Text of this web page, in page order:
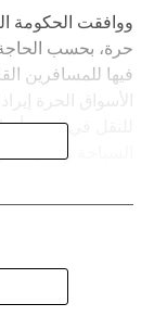
حرة، بحسب الحاجة،
فيها للمسافرين
الأسواق الحرة
للنقل في جميع
السياحة والضيافة
RELATED TOPICS:
أسعار